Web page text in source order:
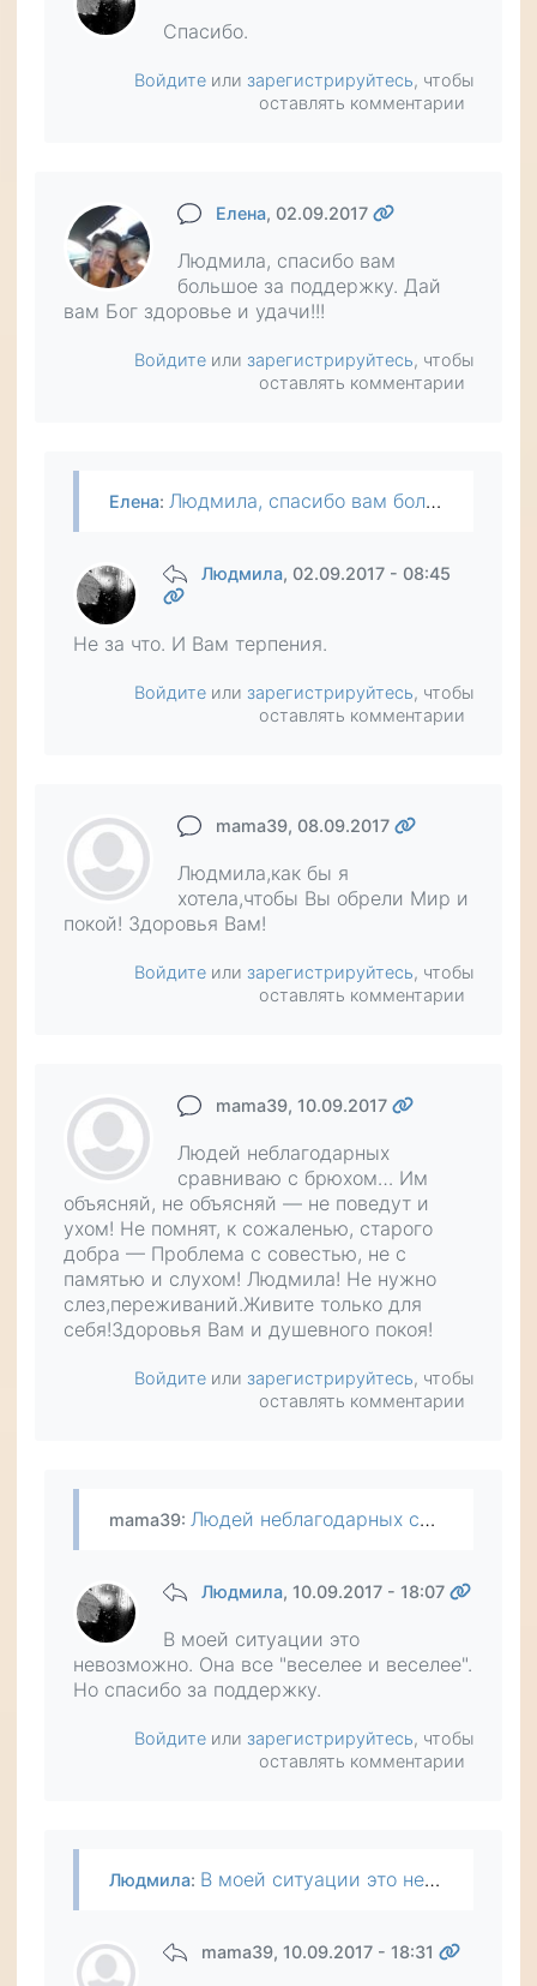
Спасибо.
Войдите или зарегистрируйтесь, чтобы
оставлять комментарии
Елена, 02.09.2017
Людмила, спасибо вам
большое за поддержку. Дай
вам Бог здоровье и удачи!!!
Войдите или зарегистрируйтесь, чтобы
оставлять комментарии
Елена: Людмила, спасибо вам большое за поддержку. Дай вам Бог здоровье и удачи!!!
Людмила, 02.09.2017 - 08:45
Не за что. И Вам терпения.
Войдите или зарегистрируйтесь, чтобы
оставлять комментарии
mama39, 08.09.2017
Людмила,как бы я
хотела,чтобы Вы обрели Мир и
покой! Здоровья Вам!
Войдите или зарегистрируйтесь, чтобы
оставлять комментарии
mama39, 10.09.2017
Людей неблагодарных
сравниваю с брюхом… Им
объясняй, не объясняй — не поведут и
ухом! Не помнят, к сожаленью, старого
добра — Проблема с совестью, не с
памятью и слухом! Людмила! Не нужно
слез,переживаний.Живите только для
себя!Здоровья Вам и душевного покоя!
Войдите или зарегистрируйтесь, чтобы
оставлять комментарии
mama39: Людей неблагодарных сравниваю с брюхом… Им объясняй, не объясняй — не поведут и ухом! Не помнят, к сожаленью, старого добра — Проблема с совестью, не с памятью и слухом! Людмила! Не нужно слез…
Людмила, 10.09.2017 - 18:07
В моей ситуации это
невозможно. Она все "веселее и веселее".
Но спасибо за поддержку.
Войдите или зарегистрируйтесь, чтобы
оставлять комментарии
Людмила: В моей ситуации это невозможно. Она все "веселее и веселее". Но спасибо за поддержку.
mama39, 10.09.2017 - 18:31